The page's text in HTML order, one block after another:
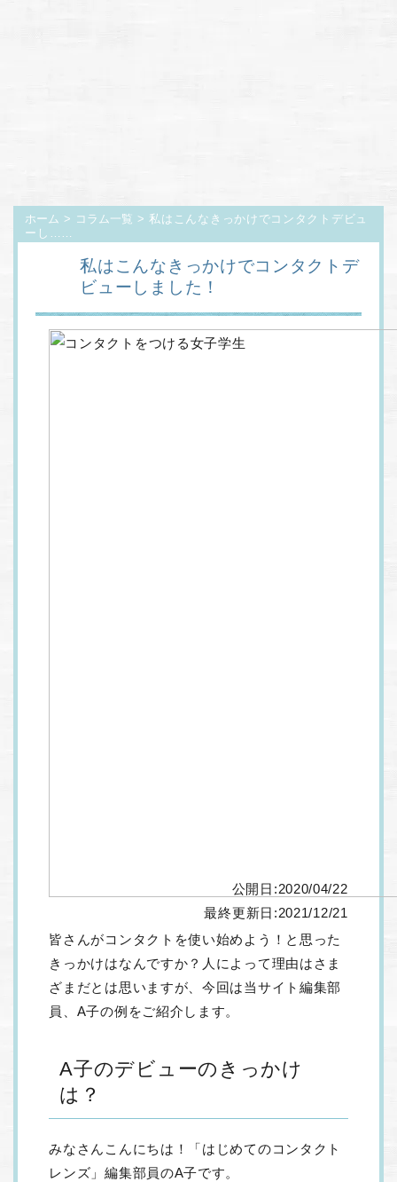
ホーム > コラム一覧 > 私はこんなきっかけでコンタクトデビュ
ーし……
私はこんなきっかけでコンタクトデ
ビューしました！
公開日:2020/04/22
最終更新日:2021/12/21
皆さんがコンタクトを使い始めよう！と思った
きっかけはなんですか？人によって理由はさま
ざまだとは思いますが、今回は当サイト編集部
員、A子の例をご紹介します。
A子のデビューのきっかけ
は？
みなさんこんにちは！「はじめてのコンタクト
レンズ」編集部員のA子です。